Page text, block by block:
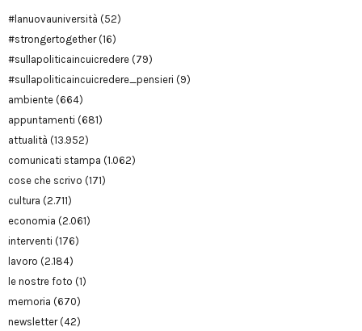
#lanuovauniversità (52)
#strongertogether(16)
#sullapoliticaincuicredere (79)
#sullapoliticaincuicredere_pensieri (9)
ambiente (664)
appuntamenti (681)
attualità (13.952)
comunicati stampa (1.062)
cose che scrivo (171)
cultura (2.711)
economia (2.061)
interventi (176)
lavoro (2.184)
le nostre foto (1)
memoria (670)
newsletter(42)